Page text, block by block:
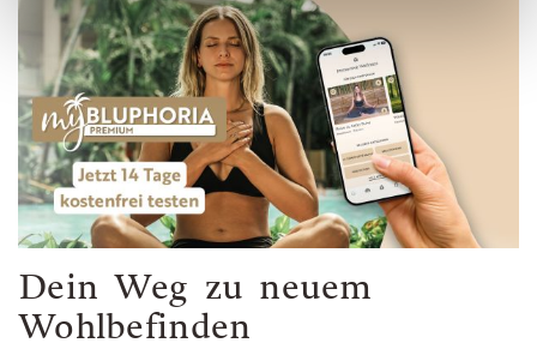
Dein Weg zu neuem
Wohlbefinden